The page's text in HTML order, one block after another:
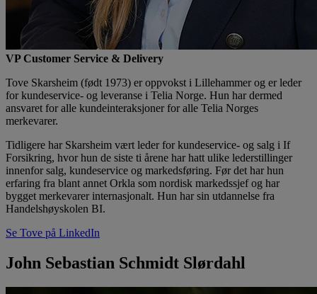
VP Customer Service & Delivery
Tove Skarsheim (født 1973) er oppvokst i Lillehammer og er leder
for kundeservice- og leveranse i Telia Norge. Hun har dermed
ansvaret for alle kundeinteraksjoner for alle Telia Norges
merkevarer.
Tidligere har Skarsheim vært leder for kundeservice- og salg i If
Forsikring, hvor hun de siste ti årene har hatt ulike lederstillinger
innenfor salg, kundeservice og markedsføring. Før det har hun
erfaring fra blant annet Orkla som nordisk markedssjef og har
bygget merkevarer internasjonalt. Hun har sin utdannelse fra
Handelshøyskolen BI.
Se Tove på LinkedIn
John Sebastian Schmidt Slørdahl